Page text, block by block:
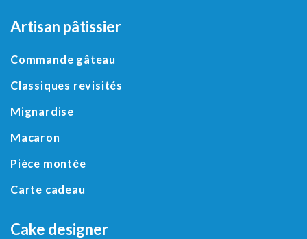
Artisan pâtissier
Commande gâteau
Classiques revisités
Mignardise
Macaron
Pièce montée
Carte cadeau
Cake designer